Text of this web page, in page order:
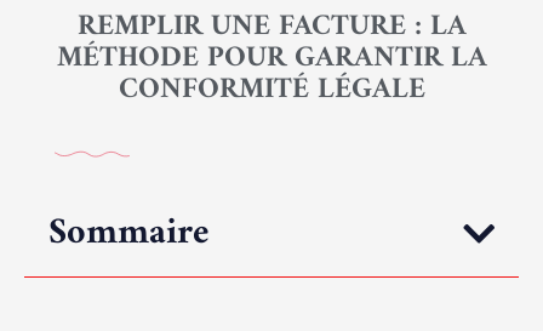
REMPLIR UNE FACTURE : LA
MÉTHODE POUR GARANTIR LA
CONFORMITÉ LÉGALE
Sommaire